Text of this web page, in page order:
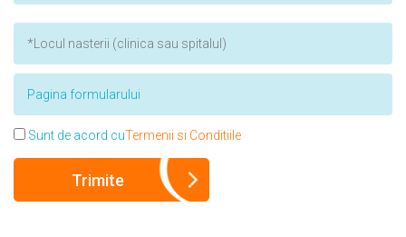
Sunt de acord cuTermenii si Conditiile